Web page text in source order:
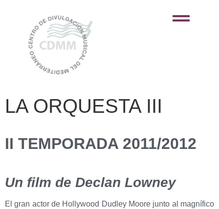
LA ORQUESTA III
II TEMPORADA 2011/2012
Un film de Declan Lowney
El gran actor de Hollywood Dudley Moore junto al magnífico